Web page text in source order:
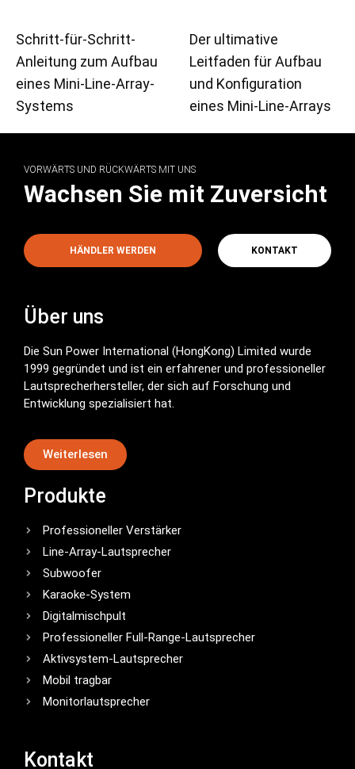
Schritt-für-Schritt-
Anleitung zum Aufbau
eines Mini-Line-Array-
Systems
Der ultimative
Leitfaden für Aufbau
und Konfiguration
eines Mini-Line-Arrays
VORWÄRTS UND RÜCKWÄRTS MIT UNS
Wachsen Sie mit Zuversicht
HÄNDLER WERDEN KONTAKT
Über uns
Die Sun Power International (HongKong) Limited wurde
1999 gegründet und ist ein erfahrener und professioneller
Lautsprecherhersteller, der sich auf Forschung und
Entwicklung spezialisiert hat.
Weiterlesen
Produkte
Professioneller Verstärker
Line-Array-Lautsprecher
Subwoofer
Karaoke-System
Digitalmischpult
Professioneller Full-Range-Lautsprecher
Aktivsystem-Lautsprecher
Mobil tragbar
Monitorlautsprecher
Kontakt